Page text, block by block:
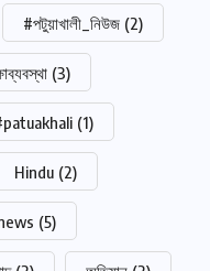
#পটুয়াখালী_নিউজ (2)
(3)
(1)
Hindu (2)
(5)